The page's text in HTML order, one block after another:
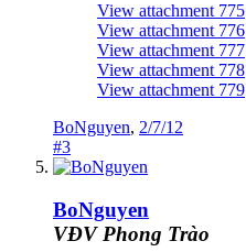
View attachment 775
View attachment 776
View attachment 777
View attachment 778
View attachment 779
BoNguyen, 2/7/12
#3
BoNguyen
VĐV Phong Trào